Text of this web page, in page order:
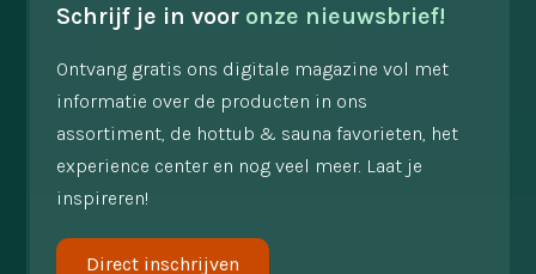
Schrijf je in voor onze nieuwsbrief!
Ontvang gratis ons digitale magazine vol met
informatie over de producten in ons
assortiment, de hottub & sauna favorieten, het
experience center en nog veel meer. Laat je
inspireren!
Direct inschrijven